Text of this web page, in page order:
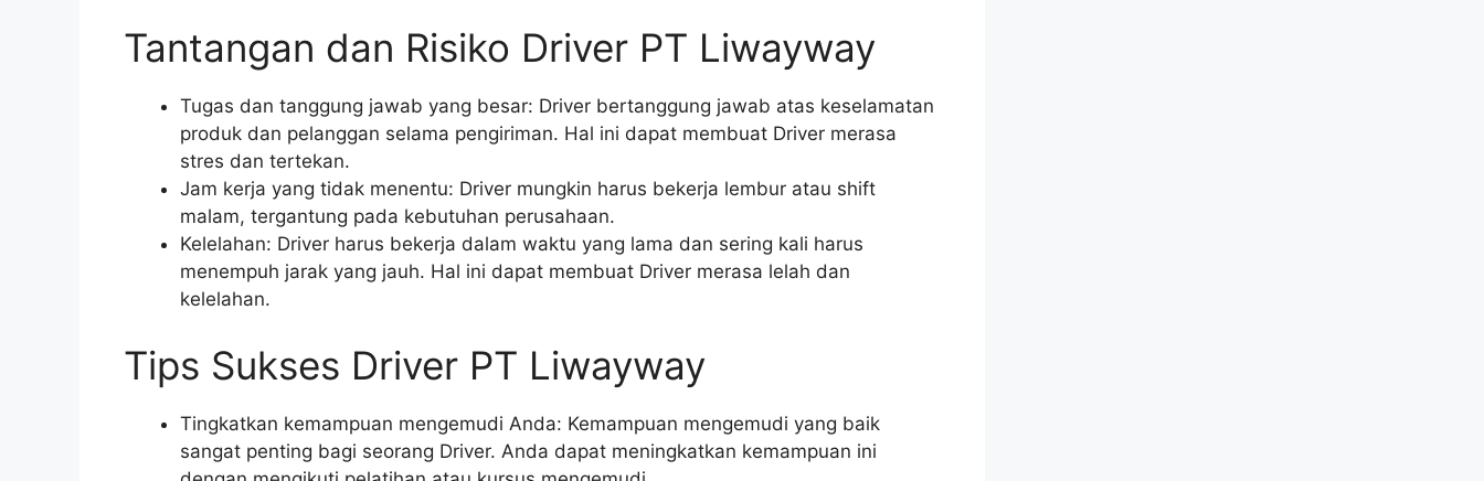
Tantangan dan Risiko Driver PT Liwayway
Tugas dan tanggung jawab yang besar: Driver bertanggung jawab atas keselamatan
produk dan pelanggan selama pengiriman. Hal ini dapat membuat Driver merasa
stres dan tertekan.
Jam kerja yang tidak menentu: Driver mungkin harus bekerja lembur atau shift
malam, tergantung pada kebutuhan perusahaan.
Kelelahan: Driver harus bekerja dalam waktu yang lama dan sering kali harus
menempuh jarak yang jauh. Hal ini dapat membuat Driver merasa lelah dan
kelelahan.
Tips Sukses Driver PT Liwayway
Tingkatkan kemampuan mengemudi Anda: Kemampuan mengemudi yang baik
sangat penting bagi seorang Driver. Anda dapat meningkatkan kemampuan ini